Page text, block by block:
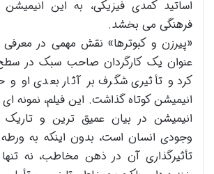
اساتید کمدی فیزیکی، به این انیمیشن
فرهنگی می بخشد.
«پیرزن و کبوترها» نقش مهمی در
عنوان یک کارگردان صاحب سبک در سطح
کرد و تأثیری شگرف بر آثار بعدی او و
انیمیشن کوتاه گذاشت. این فیلم، نمونه
انیمیشن در بیان عمیق ترین و
وجودی انسان است، بدون اینکه به ورطه
تأثیرگذاری آن در ذهن مخاطب، نه